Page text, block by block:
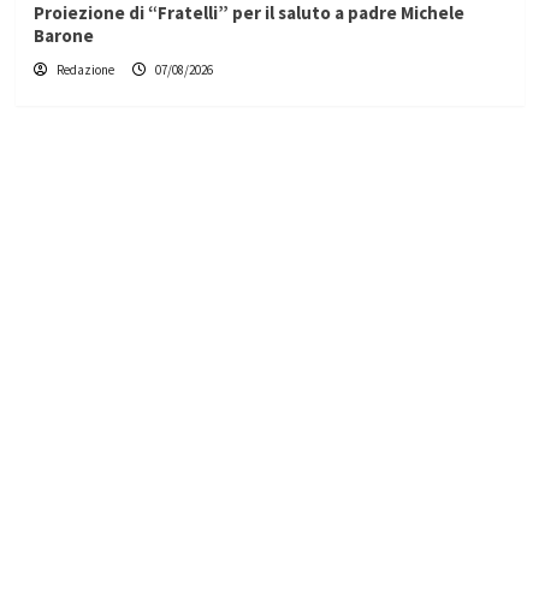
Proiezione di “Fratelli” per il saluto a padre Michele
Barone
Redazione 07/08/2026